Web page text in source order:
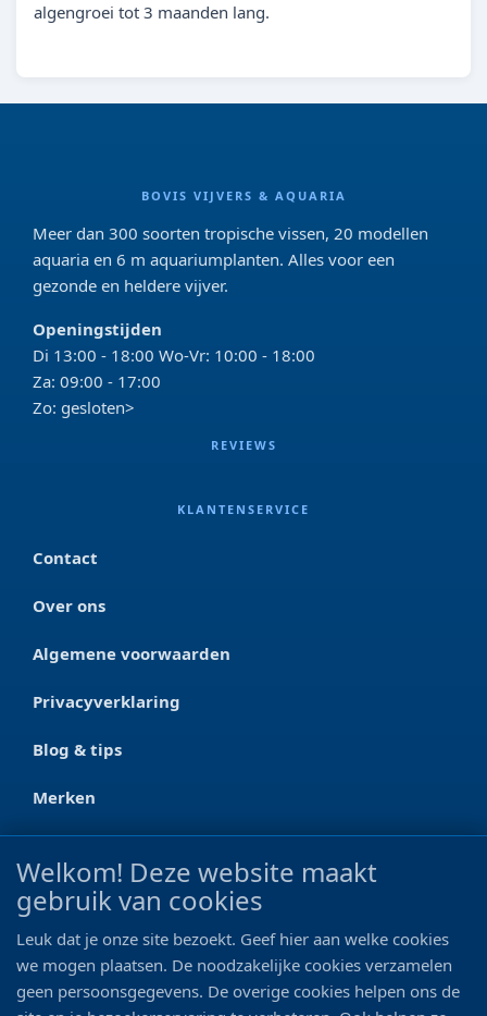
algengroei tot 3 maanden lang.
BOVIS VIJVERS & AQUARIA
Meer dan 300 soorten tropische vissen, 20 modellen
aquaria en 6 m aquariumplanten. Alles voor een
gezonde en heldere vijver.
Openingstijden
Di 13:00 - 18:00 Wo-Vr: 10:00 - 18:00
Za: 09:00 - 17:00
Zo: gesloten>
REVIEWS
KLANTENSERVICE
Contact
Over ons
Algemene voorwaarden
Privacyverklaring
Blog & tips
Merken
CONTACT
Ootmarsumseweg 125a
0546 - 622 990
06 - 11 19 81 42
Welkom! Deze website maakt
gebruik van cookies
Leuk dat je onze site bezoekt. Geef hier aan welke cookies
we mogen plaatsen. De noodzakelijke cookies verzamelen
geen persoonsgegevens. De overige cookies helpen ons de